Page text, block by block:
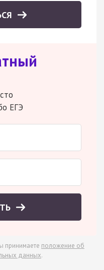
ЕГЭ
принимаете положение об
данных.